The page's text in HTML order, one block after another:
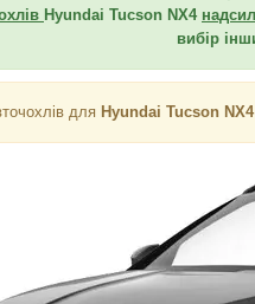
Hyundai Tucson NX4
вибір
для Hyundai Tucson NX4